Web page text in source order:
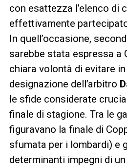
con esattezza l’elenco di
effettivamente
In quell’occasione,
sarebbe stata espressa a
chiara volontà di evitare
designazione dell’arbitro
le sfide considerate
finale di stagione. Tra le
figuravano la finale di
sfumata per i lombardi) e
determinanti impegni di